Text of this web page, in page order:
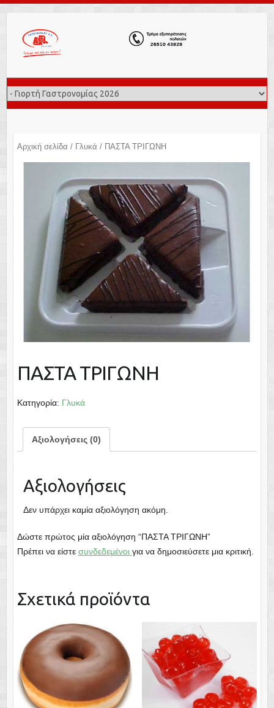
Αρχική σελίδα / Γλυκά / ΠΑΣΤΑ ΤΡΙΓΩΝΗ
ΠΑΣΤΑ ΤΡΙΓΩΝΗ
Κατηγορία: Γλυκά
Αξιολογήσεις (0)
Αξιολογήσεις
Δεν υπάρχει καμία αξιολόγηση ακόμη.
Δώστε πρώτος μία αξιολόγηση “ΠΑΣΤΑ ΤΡΙΓΩΝΗ”
Πρέπει να είστε συνδεδεμένοι για να δημοσιεύσετε μια κριτική.
Σχετικά προϊόντα